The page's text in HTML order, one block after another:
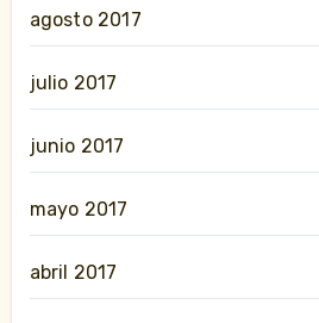
agosto 2017
julio 2017
junio 2017
mayo 2017
abril 2017